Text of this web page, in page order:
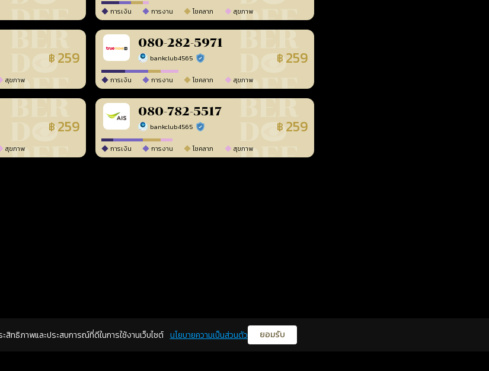
การเงิน การงาน โชคลาภ สุขภาพ
฿ 259
สุขภาพ
080-282-5971
bankclub4565 ร้านยืนยันแล้ว ฿ 259
การเงิน การงาน โชคลาภ สุขภาพ
฿ 259
สุขภาพ
080-782-5517
bankclub4565 ร้านยืนยันแล้ว ฿ 259
การเงิน การงาน โชคลาภ สุขภาพ
สิทธิภาพและประสบการณ์ที่ดีในการใช้งานเว็บไซต์ นโยบายความเป็นส่วนตัว ยอมรับ